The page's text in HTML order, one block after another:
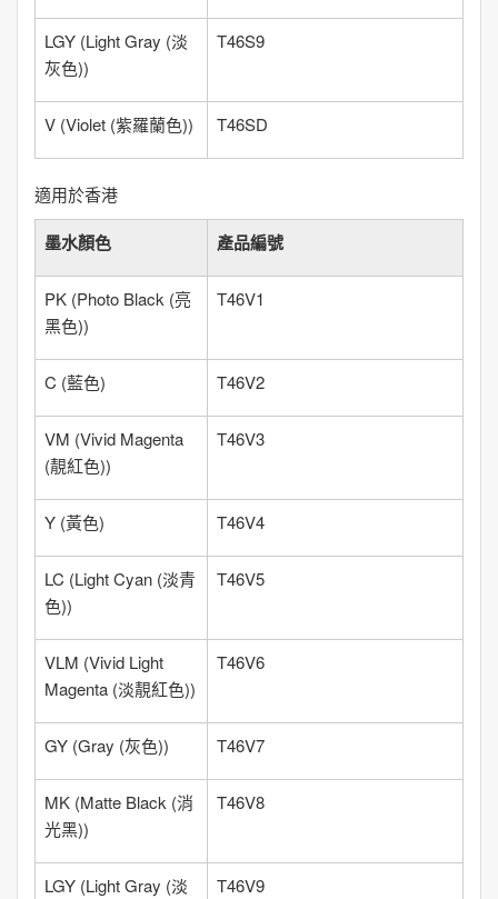
LGY (Light Gray (淡
灰色))
T46S9
V (Violet (紫羅蘭色)) T46SD
適用於香港
墨水顏色 產品編號
PK (Photo Black (亮
黑色))
T46V1
C (藍色) T46V2
VM (Vivid Magenta
(靚紅色))
T46V3
Y (黃色) T46V4
LC (Light Cyan (淡青
色))
T46V5
VLM (Vivid Light
Magenta (淡靚紅色))
T46V6
GY (Gray (灰色)) T46V7
MK (Matte Black (消
光黑))
T46V8
LGY (Light Gray (淡
T46V9